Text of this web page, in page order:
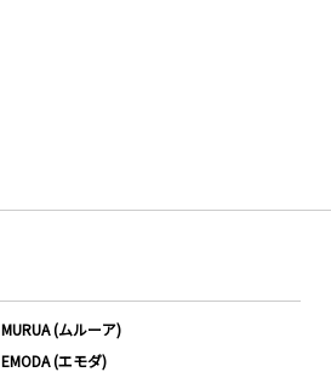
MURUA (ムルーア)
EMODA (エモダ)